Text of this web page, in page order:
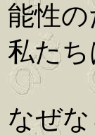
能性
私た
なぜ